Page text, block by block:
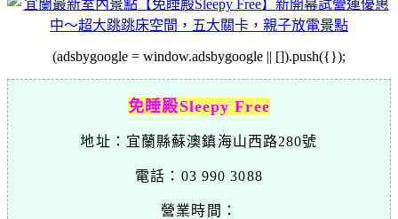
(adsbygoogle = window.adsbygoogle || []).push({});
免睡殿Sleepy Free
地址：宜蘭縣蘇澳鎮海山西路280號
電話：03 990 3088
營業時間：